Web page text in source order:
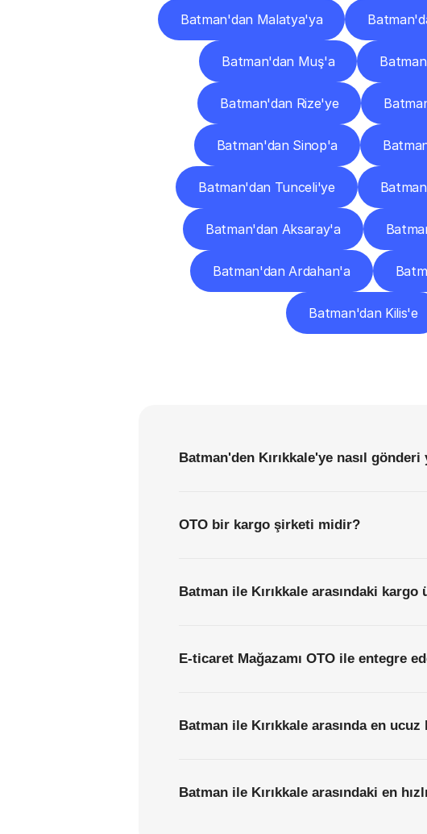
Batman'dan Malatya'ya
Batman'dan Muş'a
Batman'dan Rize'ye
Batman'dan Sinop'a
Batman'dan Tunceli'ye
Batman'dan Aksaray'a
Batman'dan Ardahan'a
Batman'dan Kilis'e
Batman'den Kırıkkale'ye nasıl
OTO bir kargo şirketi midir?
Batman ile Kırıkkale arasındaki
E-ticaret Mağazamı OTO ile entegre
Batman ile Kırıkkale arasında en
Batman ile Kırıkkale arasındaki en